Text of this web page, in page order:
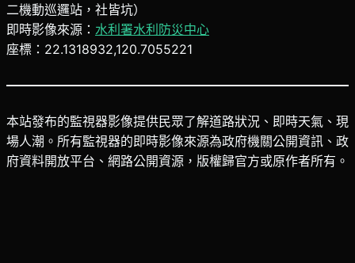
二機動巡邏站，社皆坑）
即時影像來源： 水利署水利防災中心
座標：22.1318932,120.7055221
本站發布的監視器影像提供民眾了解道路狀況、即時天氣、現
場人潮。所有監視器的即時影像來源為政府機關公開資訊、政
府資料開放平台、網路公開資源，版權歸官方或原作者所有。